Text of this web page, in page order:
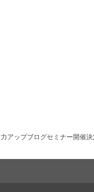
アップブログセミナー開催決